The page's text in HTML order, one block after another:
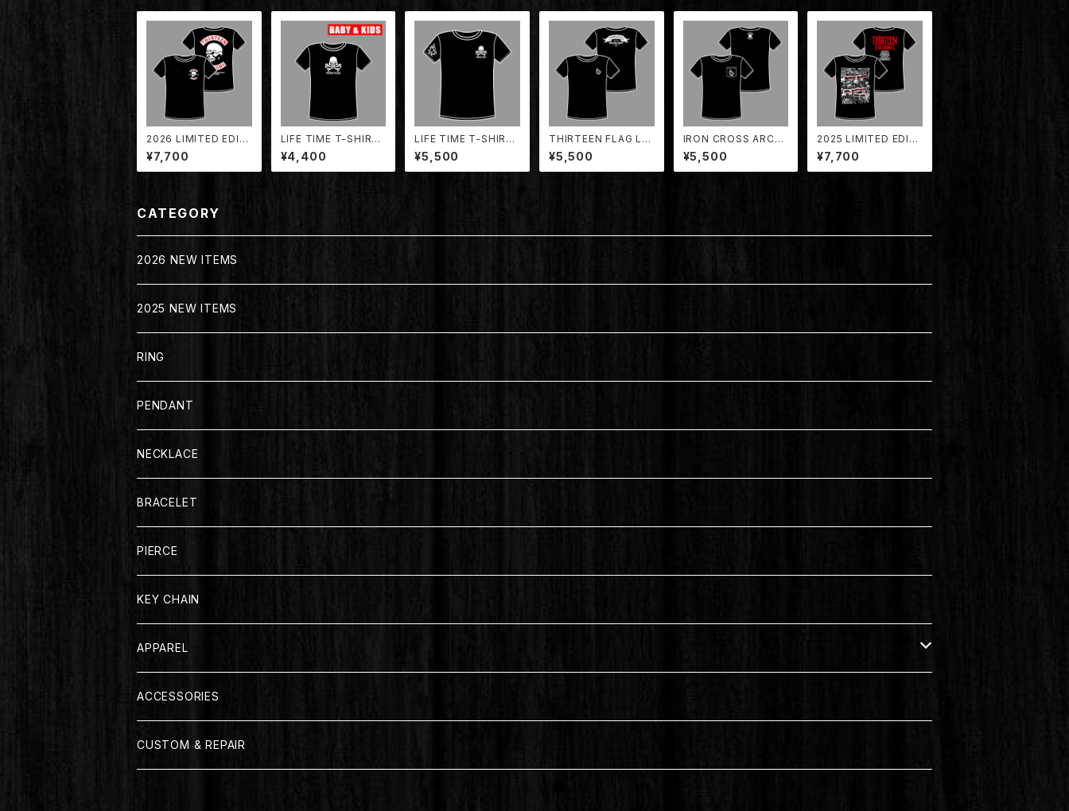
2026 LIMITED EDITI
ON MAD SKULL 30t
h ANNIVERSARY T-S
HIRT【TDTS-2026】
¥7,700
LIFE TIME T-SHIRT
for KIDS (PIRATE SK
ULL) 【TDLT-001KID
S】
¥4,400
LIFE TIME T-SHIRT
(PIRATE SKULL) 【T
DLT-001】
¥5,500
THIRTEEN FLAG LO
GO T-SHIRT 【TDTS
-001】
¥5,500
IRON CROSS ARCH
ED LOGO POCKET
T-SHIRT【TDTS-00
2】
¥5,500
2025 LIMITED EDITI
ON 30th ANNIVERS
ARY T-SHIRT BLAC
K【TDTS-2025BK】
¥7,700
CATEGORY
2026 NEW ITEMS
2025 NEW ITEMS
RING
PENDANT
NECKLACE
BRACELET
PIERCE
KEY CHAIN
APPAREL
T-SHIRT
LONG SLEEVE
ACCESSORIES
CUSTOM & REPAIR